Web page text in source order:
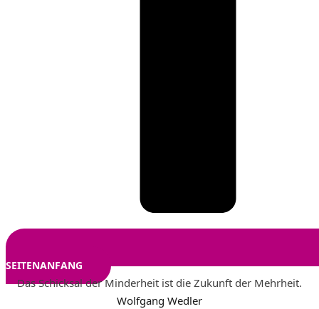
SEITENANFANG
Das Schicksal der Minderheit ist die Zukunft der Mehrheit.
Wolfgang Wedler